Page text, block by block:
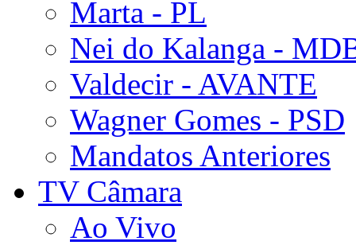
Marta - PL
Nei do Kalanga -
Valdecir - AVANTE
Wagner Gomes - PSD
Mandatos Anteriores
TV Câmara
Ao Vivo